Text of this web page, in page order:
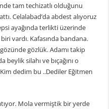
tam techizatlı olduğunu
Celalabad’da abdest alıyoruz
ayağında terlikti üzerinde
vardı. Kafasında bandana.
gözlük. Adamı takip
beylik silahı ve bıçağını o
dedim bu ..Dediler Eğitmen
Mola vermiştik bir yerde